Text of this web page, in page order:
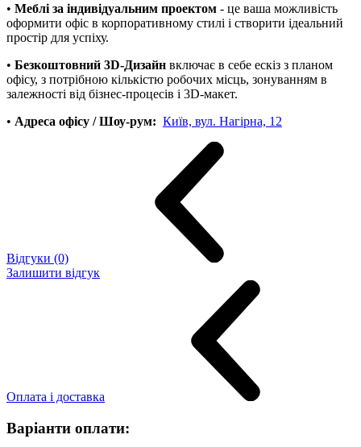
• Меблі за індивідуальним проектом - це ваша можливість
оформити офіс в корпоративному стилі і створити ідеальний
простір для успіху.
• Безкоштовний 3D-Дизайн включає в себе ескіз з планом
офісу, з потрібною кількістю робочих місць, зонуванням в
залежності від бізнес-процесів і 3D-макет.
• Адреса офісу / Шоу-рум: Київ, вул. Нагірна, 12
Відгуки (0)
Залишити відгук
Оплата і доставка
Варіанти оплати: